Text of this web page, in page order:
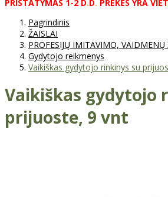
PRISTATYMAS 1-2 D. D. PREKĖS YRA
Pagrindinis
ŽAISLAI
PROFESIJŲ IMITAVIMO, VAIDMENŲ
Gydytojo reikmenys
Vaikiškas gydytojo rinkinys su
Vaikiškas gydytojo
prijuoste, 9 vnt